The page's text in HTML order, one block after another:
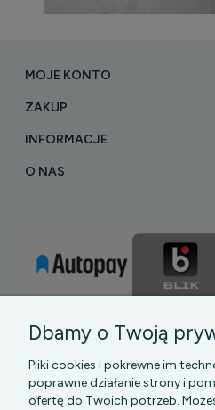
MOJE KONTO
ZAKUP
INFORMACJE
O NAS
Dbamy o Twoją
Pliki cookies i pokrewne im
poprawne działanie strony i
ofertę do Twoich potrzeb.